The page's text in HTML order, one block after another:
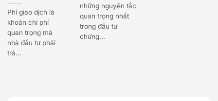
Phí giao dịch là
khoản chi phí
quan trọng mà
nhà đầu tư phải
trả...
những nguyên tắc
quan trọng nhất
trong đầu tư
chứng...